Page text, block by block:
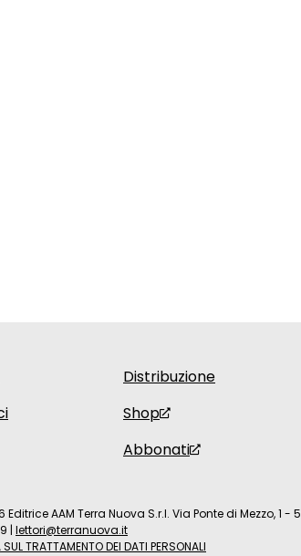
Distribuzione
Shop
Abbonati
Editrice AAM Terra Nuova S.r.l. Via Ponte di Mezzo, 1 -
| lettori@terranuova.it
TRATTAMENTO DEI DATI PERSONALI